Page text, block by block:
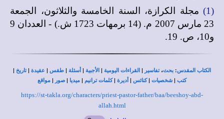
(1)
مجلة الكرازة، السنة الخامسة والثلاثون، الجمعة
23 مارس 2007 م. (14 برمهات 1723 ش.) - العددان 9
و10، ص. 19.
الكتاب المقدس: بحث،تفاسير | القراءات اليومية | الأجبية | أسئلة | طقس | عقيدة |تاريخ |
كتب | شخصيات |كنائس | أديرة |كلمات ترانيم | ميديا | صور | مواقع
https://st-takla.org/characters/priest-pastor-father/baa/beeshoy-abd-
allah.html